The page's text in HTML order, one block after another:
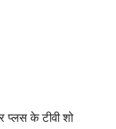
के टीवी शो